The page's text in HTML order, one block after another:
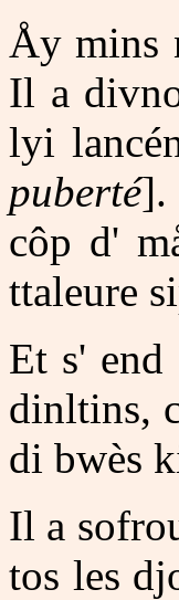
Åy mins
Il a
lyi
puberté].
côp d'
ttaleure
Et s' end
dinltins,
di bwès
Il a
tos les